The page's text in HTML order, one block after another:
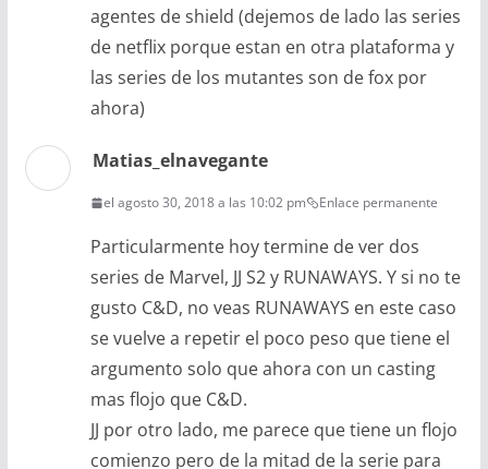
agentes de shield (dejemos de lado las series
de netflix porque estan en otra plataforma y
las series de los mutantes son de fox por
ahora)
Matias_elnavegante
el agosto 30, 2018 a las 10:02 pm Enlace permanente
Particularmente hoy termine de ver dos
series de Marvel, JJ S2 y RUNAWAYS. Y si no te
gusto C&D, no veas RUNAWAYS en este caso
se vuelve a repetir el poco peso que tiene el
argumento solo que ahora con un casting
mas flojo que C&D.
JJ por otro lado, me parece que tiene un flojo
comienzo pero de la mitad de la serie para